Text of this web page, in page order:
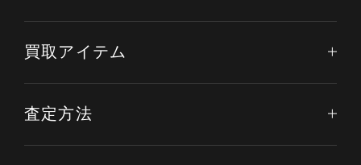
買取アイテム
査定方法